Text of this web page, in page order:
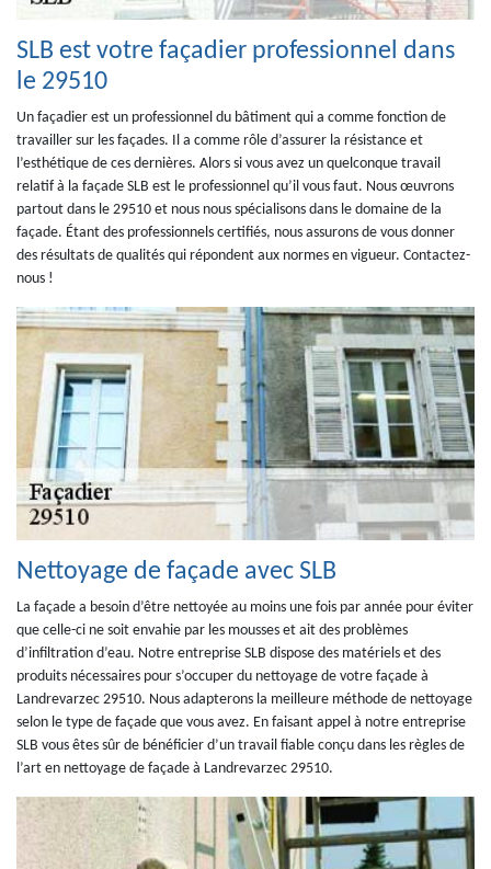
SLB est votre façadier professionnel dans
le 29510
Un façadier est un professionnel du bâtiment qui a comme fonction de
travailler sur les façades. Il a comme rôle d’assurer la résistance et
l’esthétique de ces dernières. Alors si vous avez un quelconque travail
relatif à la façade SLB est le professionnel qu’il vous faut. Nous œuvrons
partout dans le 29510 et nous nous spécialisons dans le domaine de la
façade. Étant des professionnels certifiés, nous assurons de vous donner
des résultats de qualités qui répondent aux normes en vigueur. Contactez-
nous !
Nettoyage de façade avec SLB
La façade a besoin d’être nettoyée au moins une fois par année pour éviter
que celle-ci ne soit envahie par les mousses et ait des problèmes
d’infiltration d’eau. Notre entreprise SLB dispose des matériels et des
produits nécessaires pour s’occuper du nettoyage de votre façade à
Landrevarzec 29510. Nous adapterons la meilleure méthode de nettoyage
selon le type de façade que vous avez. En faisant appel à notre entreprise
SLB vous êtes sûr de bénéficier d’un travail fiable conçu dans les règles de
l’art en nettoyage de façade à Landrevarzec 29510.